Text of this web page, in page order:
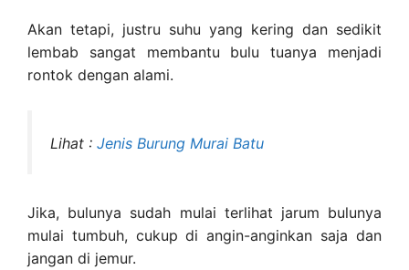
Akan tetapi, justru suhu yang kering dan sedikit
lembab sangat membantu bulu tuanya menjadi
rontok dengan alami.
Lihat : Jenis Burung Murai Batu
Jika, bulunya sudah mulai terlihat jarum bulunya
mulai tumbuh, cukup di angin-anginkan saja dan
jangan di jemur.